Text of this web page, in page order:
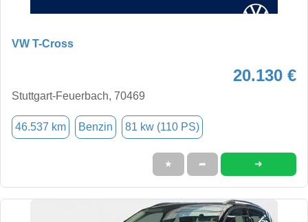
VW T-Cross
20.130 €
Stuttgart-Feuerbach, 70469
46.537 km Benzin 81 kw (110 PS)
★ ➦ ➜